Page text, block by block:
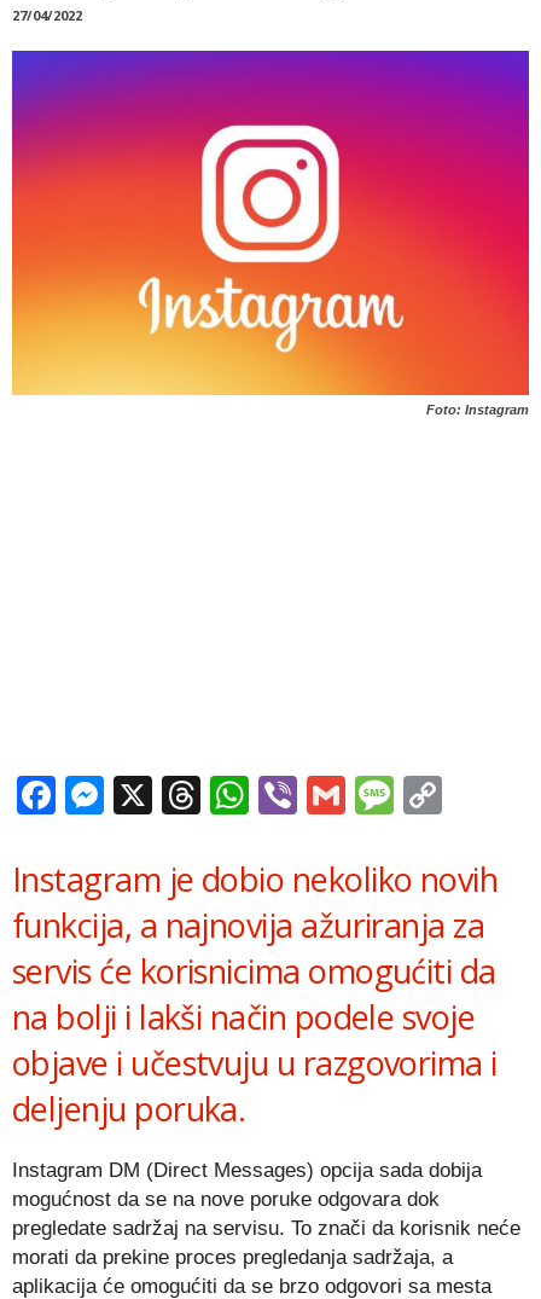
27/04/2022
Foto: Instagram
Facebook
Messenger
X Threads
WhatsApp
ViberGmail
Instagram je dobio nekoliko novih
funkcija, a najnovija ažuriranja za
servis će korisnicima omogućiti da
na bolji i lakši način podele svoje
objave i učestvuju u razgovorima i
deljenju poruka.
Instagram DM (Direct Messages) opcija sada dobija
mogućnost da se na nove poruke odgovara dok
pregledate sadržaj na servisu. To znači da korisnik neće
morati da prekine proces pregledanja sadržaja, a
aplikacija će omogućiti da se brzo odgovori sa mesta